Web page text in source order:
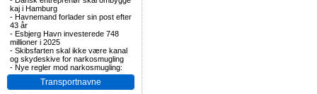
kaj i Hamburg
- Havnemand forlader sin post efter
43 år
- Esbjerg Havn investerede 748
millioner i 2025
- Skibsfarten skal ikke være kanal
og skydeskive for narkosmugling
- Nye regler mod narkosmugling:
Transportnavne